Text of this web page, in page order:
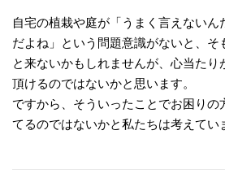
自宅の植栽や庭が「うまく言えないん
だよね」という問題意識がないと、そ
と来ないかもしれませんが、心当たり
頂けるのではないかと思います。
ですから、そういったことでお困りの
てるのではないかと私たちは考えてい